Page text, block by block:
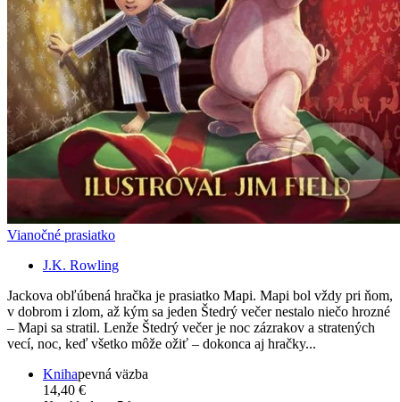
Vianočné prasiatko
J.K. Rowling
Jackova obľúbená hračka je prasiatko Mapi. Mapi bol vždy pri ňom,
v dobrom i zlom, až kým sa jeden Štedrý večer nestalo niečo hrozné
– Mapi sa stratil. Lenže Štedrý večer je noc zázrakov a stratených
vecí, noc, keď všetko môže ožiť – dokonca aj hračky...
Knihapevná väzba
14,40 €